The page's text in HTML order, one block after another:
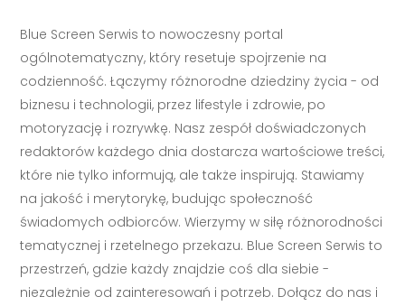
Blue Screen Serwis to nowoczesny portal
ogólnotematyczny, który resetuje spojrzenie na
codzienność. Łączymy różnorodne dziedziny życia - od
biznesu i technologii, przez lifestyle i zdrowie, po
motoryzację i rozrywkę. Nasz zespół doświadczonych
redaktorów każdego dnia dostarcza wartościowe treści,
które nie tylko informują, ale także inspirują. Stawiamy
na jakość i merytorykę, budując społeczność
świadomych odbiorców. Wierzymy w siłę różnorodności
tematycznej i rzetelnego przekazu. Blue Screen Serwis to
przestrzeń, gdzie każdy znajdzie coś dla siebie -
niezależnie od zainteresowań i potrzeb. Dołącz do nas i